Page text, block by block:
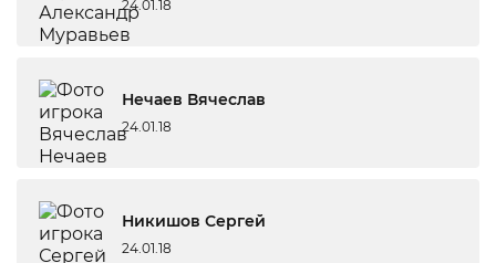
24.01.18
Нечаев Вячеслав
24.01.18
Никишов Сергей
24.01.18